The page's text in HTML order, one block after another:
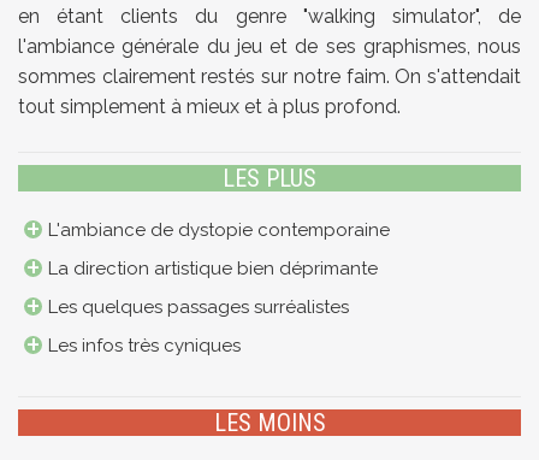
en étant clients du genre "walking simulator", de
l'ambiance générale du jeu et de ses graphismes, nous
sommes clairement restés sur notre faim. On s'attendait
tout simplement à mieux et à plus profond.
LES PLUS
L'ambiance de dystopie contemporaine
La direction artistique bien déprimante
Les quelques passages surréalistes
Les infos très cyniques
LES MOINS